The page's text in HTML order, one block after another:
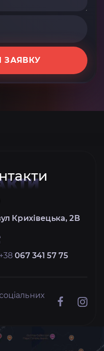
ЗАЯВКУ
Крихівецька, 2В
+38067 341 57 75